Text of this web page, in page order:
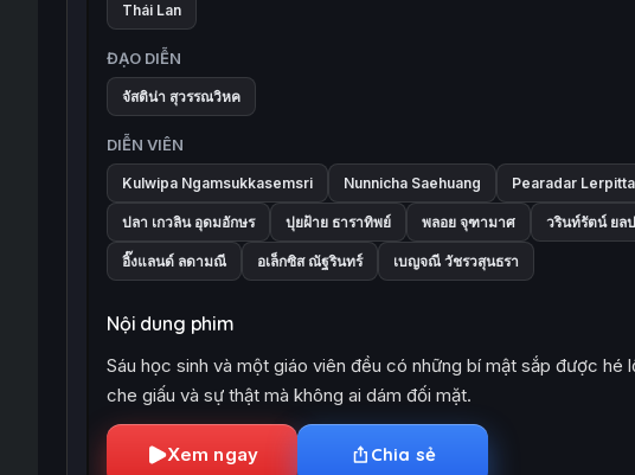
Thái Lan
ĐẠO DIỄN
จัสติน่า สุวรรณวิหค
DIỄN VIÊN
Kulwipa Ngamsukkasemsri Nunnicha Saehuang Pearadar
ปลา เกวลิน อุดมอักษร ปุยฝ้าย ธาราทิพย์ พลอย จุฑามาศ วรินท์รัตน์ ยล
อิ๊งแลนด์ ลดามณี อเล็กซิส ณัฐรินทร์ เบญจณี วัชรวสุนธรา
Nội dung phim
Sáu học sinh và một giáo viên đều có những bí mật sắp được hé
che giấu và sự thật mà không ai dám đối mặt.
Xem ngay Chia sẻ